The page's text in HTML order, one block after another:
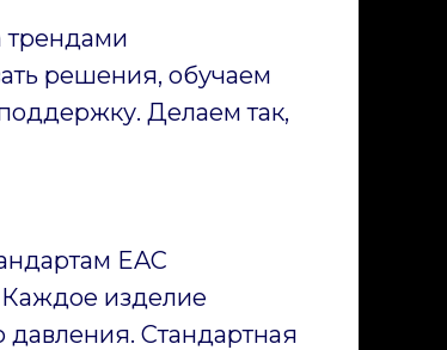
EAC
изделие
давления. Стандартная
трендами
решения, обучаем
Делаем так,